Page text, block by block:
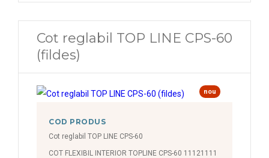
Cot reglabil TOP LINE CPS-60
(fildes)
nou
COD PRODUS
Cot reglabil TOP LINE CPS-60
COT FLEXIBIL INTERIOR TOPLINE CPS-60 11121111